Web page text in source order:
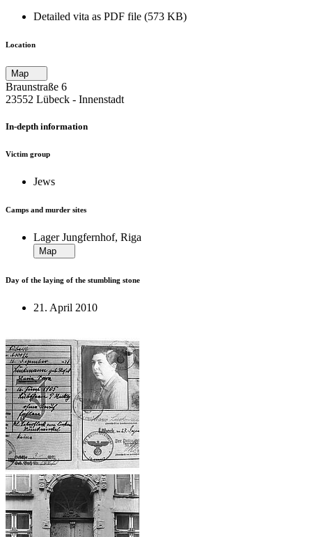
Detailed vita as PDF file (573 KB)
Location
Braunstraße 6
23552 Lübeck ‐ Innenstadt
In-depth information
Victim group
Jews
Camps and murder sites
Lager Jungfernhof, Riga
Day of the laying of the stumbling stone
21. April 2010